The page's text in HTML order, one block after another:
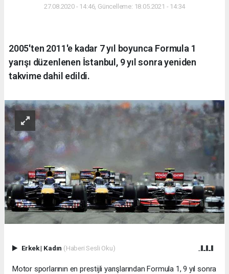
27.08.2020 - 14:46, Güncelleme: 18.05.2021 - 14:34
2005'ten 2011'e kadar 7 yıl boyunca Formula 1
yarışı düzenlenen İstanbul, 9 yıl sonra yeniden
takvime dahil edildi.
Erkek| Kadın (Haberi Sesli Oku)
Motor sporlarının en prestijli yarışlarından Formula 1, 9 yıl sonra